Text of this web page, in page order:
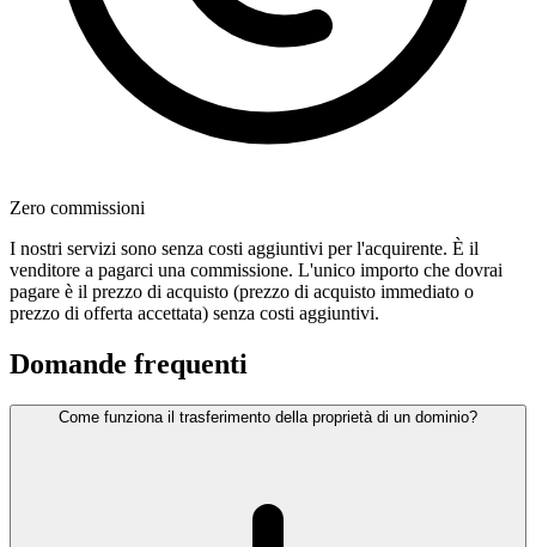
Zero commissioni
I nostri servizi sono senza costi aggiuntivi per l'acquirente. È il
venditore a pagarci una commissione. L'unico importo che dovrai
pagare è il prezzo di acquisto (prezzo di acquisto immediato o
prezzo di offerta accettata) senza costi aggiuntivi.
Domande frequenti
Come funziona il trasferimento della proprietà di un dominio?